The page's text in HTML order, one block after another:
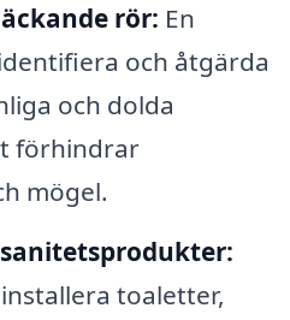
rör: En
och åtgärda
och dolda
förhindrar
mögel.
toaletter,